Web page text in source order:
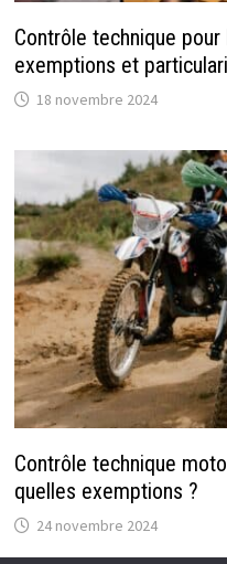
Contrôle technique
exemptions et
18 novembre 2024
Contrôle technique
quelles exemptions ?
24 novembre 2024